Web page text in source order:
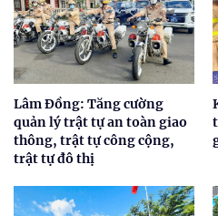
Lâm Đồng: Tăng cường
quản lý trật tự an toàn giao
thông, trật tự công cộng,
trật tự đô thị